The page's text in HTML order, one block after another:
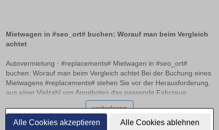
Alle Cookies akzeptieren Alle Cookies ablehnen
Mietwagen in #seo_ort# buchen: Worauf man beim Vergleich
achtet
Autovermietung · #replacements# Mietwagen in #seo_ort#
buchen: Worauf man beim Vergleich achtet Bei der Buchung eines
Mietwagens #replacements# stehen Sie vor der Herausforderung,
aus einer Vielzahl von Angeboten das passende Fahrzeug
auszuwählen. Neben unterschiedlichen Preisen und
Fahrzeugmodellen gibt es zahlreiche Aspekte wie die
Vollkaskoversicherung ohne Selbstbeteiligung und mögliche
weiterlesen